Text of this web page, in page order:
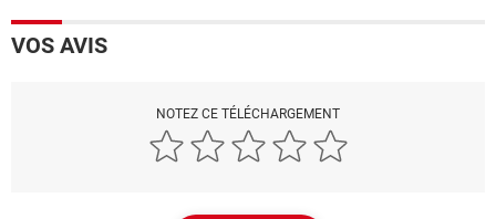
VOS AVIS
NOTEZ CE TÉLÉCHARGEMENT